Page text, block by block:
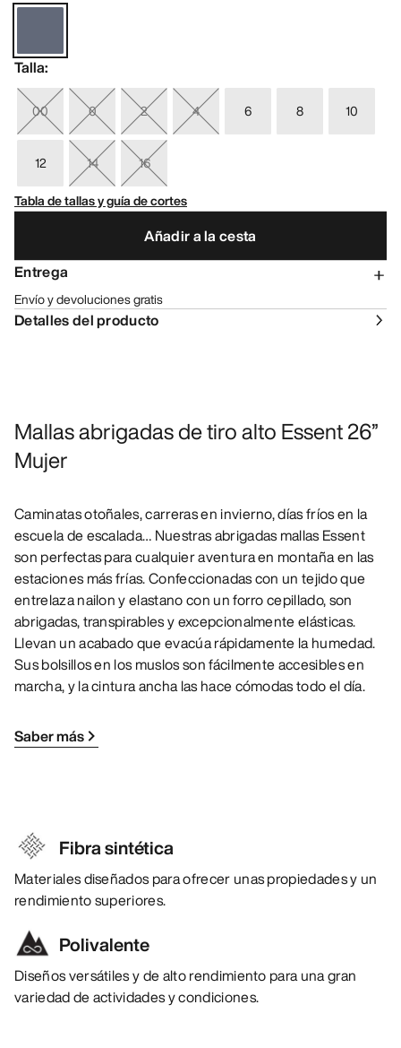
Talla:
00 0 2 4 6 8 10
12 14
16
Tabla de tallas y guía de cortes
Añadir a la cesta
Entrega
Envío y devoluciones gratis
Detalles del producto
Mallas abrigadas de tiro alto Essent 26”
Mujer
Caminatas otoñales, carreras en invierno, días fríos en la
escuela de escalada… Nuestras abrigadas mallas Essent
son perfectas para cualquier aventura en montaña en las
estaciones más frías. Confeccionadas con un tejido que
entrelaza nailon y elastano con un forro cepillado, son
abrigadas, transpirables y excepcionalmente elásticas.
Llevan un acabado que evacúa rápidamente la humedad.
Sus bolsillos en los muslos son fácilmente accesibles en
marcha, y la cintura ancha las hace cómodas todo el día.
Saber más
Fibra sintética
Materiales diseñados para ofrecer unas propiedades y un
rendimiento superiores.
Polivalente
Diseños versátiles y de alto rendimiento para una gran
variedad de actividades y condiciones.